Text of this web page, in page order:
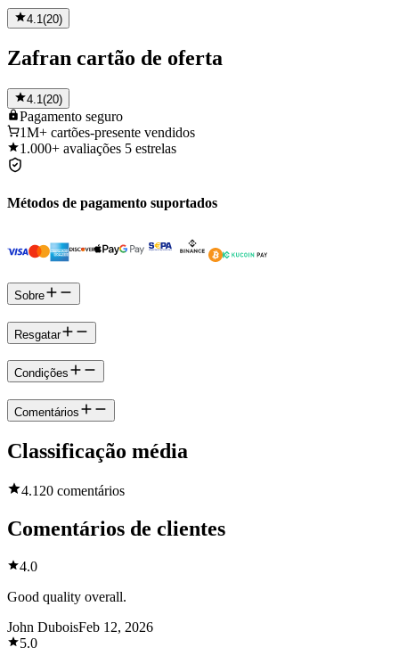
4.1 (20)
Zafran cartão de oferta
4.1(20)
Pagamento seguro
1M+ cartões-presente vendidos
1.000+ avaliações 5 estrelas
Métodos de pagamento suportados
Sobre
Resgatar
Condições
Comentários
Classificação média
4.1 20 comentários
Comentários de clientes
4.0
Good quality overall.
John DuboisFeb 12, 2026
5.0